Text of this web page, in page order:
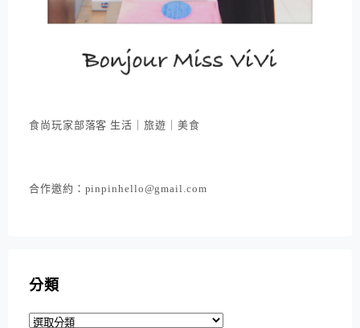
食尚玩家部落客 生活｜旅遊｜美食
合作邀約：pinpinhello@gmail.com
分類
分